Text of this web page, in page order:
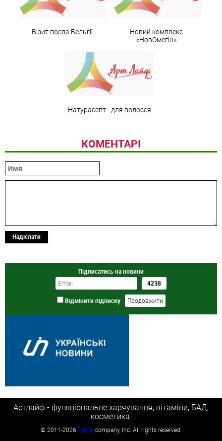
Візит посла Бельгії
Новий комплекс
«НовОмегін»
Натурасепт - для волосся
КОМЕНТАРІ
Надіслати
Підписатись на новини
Відмінити підписку
Артлайф - функціональне харчування, вітаміни, БАД,
косметика.
© 2011-2026 Artlifecompany, Inc. All rights reserved.